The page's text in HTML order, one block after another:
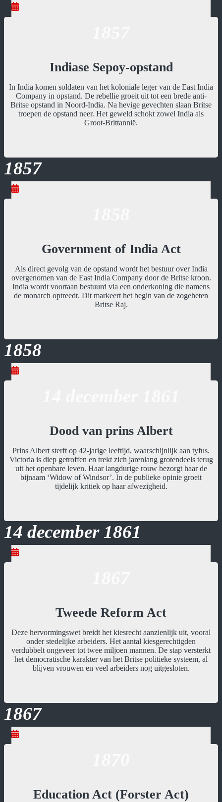
Indiase Sepoy-opstand
In India komen soldaten van het koloniale leger van de East India
Company in opstand. De rebellie groeit uit tot een brede anti-
Britse opstand in Noord-India. Na hevige gevechten slaan Britse
troepen de opstand neer. Het geweld schokt zowel India als
Groot-Brittannië.
1857
Government of India Act
Als direct gevolg van de opstand wordt het bestuur over India
overgenomen van de East India Company door de Britse kroon.
India wordt voortaan bestuurd via een onderkoning die namens
de monarch optreedt. Dit markeert het begin van de zogeheten
Britse Raj.
1858
Dood van prins Albert
Prins Albert sterft op 42-jarige leeftijd, waarschijnlijk aan tyfus.
Victoria is diep getroffen en trekt zich jarenlang grotendeels terug
uit het openbare leven. Haar langdurige rouw bezorgt haar de
bijnaam ‘Widow of Windsor’. In de publieke opinie groeit
tijdelijk kritiek op haar afwezigheid.
14 december 1861
Tweede Reform Act
Deze hervormingswet breidt het kiesrecht aanzienlijk uit, vooral
onder stedelijke arbeiders. Het aantal kiesgerechtigden
verdubbelt ongeveer tot twee miljoen mannen. De stap versterkt
het democratische karakter van het Britse politieke systeem, al
blijven vrouwen en veel arbeiders nog uitgesloten.
1867
Education Act (Forster Act)